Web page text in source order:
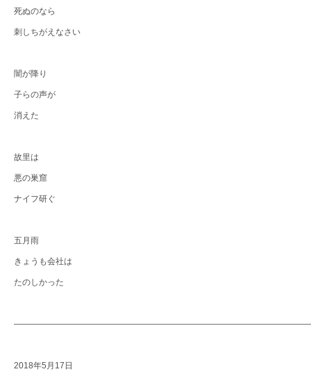
死ぬのなら
刺しちがえなさい
闇が降り
子らの声が
消えた
故里は
悪の巣窟
ナイフ研ぐ
五月雨
きょうも会社は
たのしかった
2018年5月17日